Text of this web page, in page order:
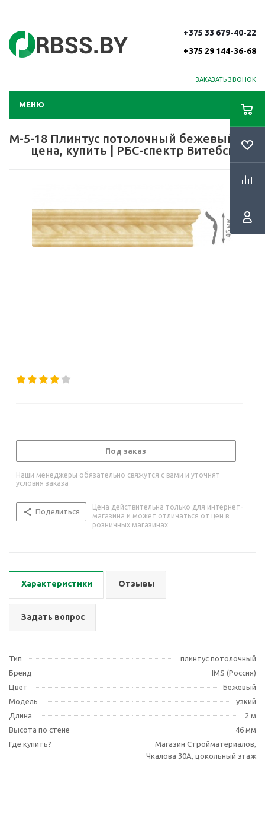
+375 33 679-40-22
+375 29 144-36-68
ЗАКАЗАТЬ ЗВОНОК
МЕНЮ
М-5-18 Плинтус потолочный бежевый 2 м
цена, купить | РБС-спектр Витебск
Под заказ
Наши менеджеры обязательно свяжутся с вами и уточнят
условия заказа
Поделиться
Цена действительна только для интернет-
магазина и может отличаться от цен в
розничных магазинах
Характеристики Отзывы
Задать вопрос
Тип
плинтус потолочный
Бренд
IMS (Россия)
Цвет
Бежевый
Модель
узкий
Длина
2 м
Высота по стене
46 мм
Где купить?
Магазин Стройматериалов,
Чкалова 30А, цокольный этаж